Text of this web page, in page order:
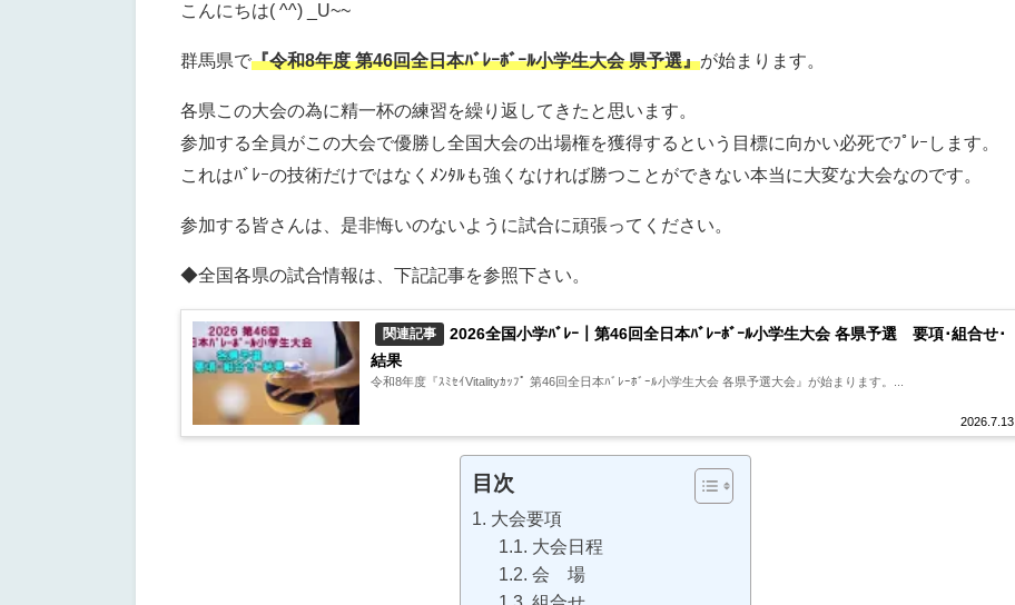
こんにちは( ^^) _U~~
群馬県で『令和8年度 第46回全日本ﾊﾞﾚｰﾎﾞｰﾙ小学生大会 県予選』が始まります。
各県この大会の為に精一杯の練習を繰り返してきたと思います。
参加する全員がこの大会で優勝し全国大会の出場権を獲得するという目標に向かい必死でﾌﾟﾚｰします。
これはﾊﾞﾚｰの技術だけではなくﾒﾝﾀﾙも強くなければ勝つことができない本当に大変な大会なのです。
参加する皆さんは、是非悔いのないように試合に頑張ってください。
◆全国各県の試合情報は、下記記事を参照下さい。
関連記事
2026全国小学ﾊﾞﾚｰ｜第46回全日本ﾊﾞﾚｰﾎﾞｰﾙ小学生大会 各県予選 要項･組合せ･
結果
2026.7.13
令和8年度『ｽﾐｾｲVitalityｶｯﾌﾟ 第46回全日本ﾊﾞﾚｰﾎﾞｰﾙ小学生大会 各県予選大会』が始まります。...
目次
大会要項
大会日程
会 場